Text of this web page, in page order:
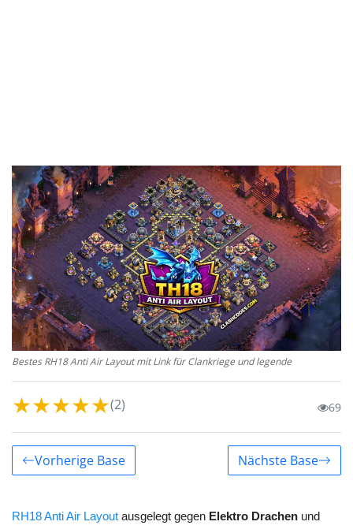
Bestes RH18 Anti Air Layout mit Link für Clankriege und legende
★★★★★(2) 69
Vorherige Base Nächste Base
RH18 Anti Air Layout ausgelegt gegen Elektro Drachen und